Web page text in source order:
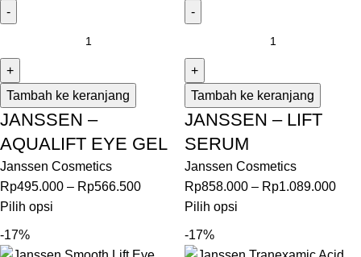
Tambah ke keranjang
JANSSEN –
AQUALIFT EYE GEL
Janssen Cosmetics
Rp495.000 – Rp566.500
Pilih opsi
Tambah ke keranjang
JANSSEN – LIFT
SERUM
Janssen Cosmetics
Rp858.000 – Rp1.089.000
Pilih opsi
-17% -17%